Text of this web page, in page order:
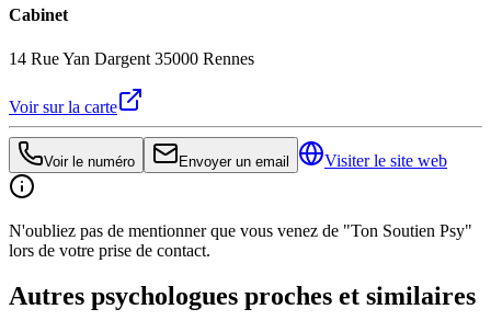
Cabinet
14 Rue Yan Dargent 35000 Rennes
Voir sur la carte
Voir le numéro Envoyer un email Visiter le site web
N'oubliez pas de mentionner que vous venez de "Ton Soutien Psy"
lors de votre prise de contact.
Autres psychologues proches et similaires